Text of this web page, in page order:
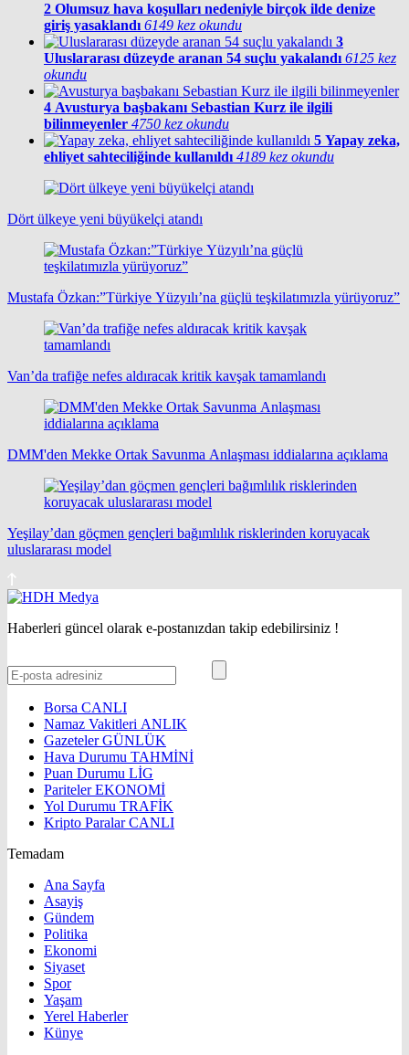
2 Olumsuz hava koşulları nedeniyle birçok ilde denize
giriş yasaklandı 6149 kez okundu
3
Uluslararası düzeyde aranan 54 suçlu yakalandı 6125 kez
okundu
4 Avusturya başbakanı Sebastian Kurz ile ilgili
bilinmeyenler 4750 kez okundu
5 Yapay zeka,
ehliyet sahteciliğinde kullanıldı 4189 kez okundu
Dört ülkeye yeni büyükelçi atandı
Mustafa Özkan:”Türkiye Yüzyılı’na güçlü teşkilatımızla yürüyoruz”
Van’da trafiğe nefes aldıracak kritik kavşak tamamlandı
DMM'den Mekke Ortak Savunma Anlaşması iddialarına açıklama
Yeşilay’dan göçmen gençleri bağımlılık risklerinden koruyacak
uluslararası model
Haberleri güncel olarak e-postanızdan takip edebilirsiniz !
Borsa CANLI
Namaz Vakitleri ANLIK
GazetelerGÜNLÜK
Hava Durumu TAHMİNİ
Puan Durumu LİG
ParitelerEKONOMİ
Yol Durumu TRAFİK
Kripto ParalarCANLI
Temadam
Ana Sayfa
Asayiş
Gündem
Politika
Ekonomi
Siyaset
Spor
Yaşam
Yerel Haberler
Künye